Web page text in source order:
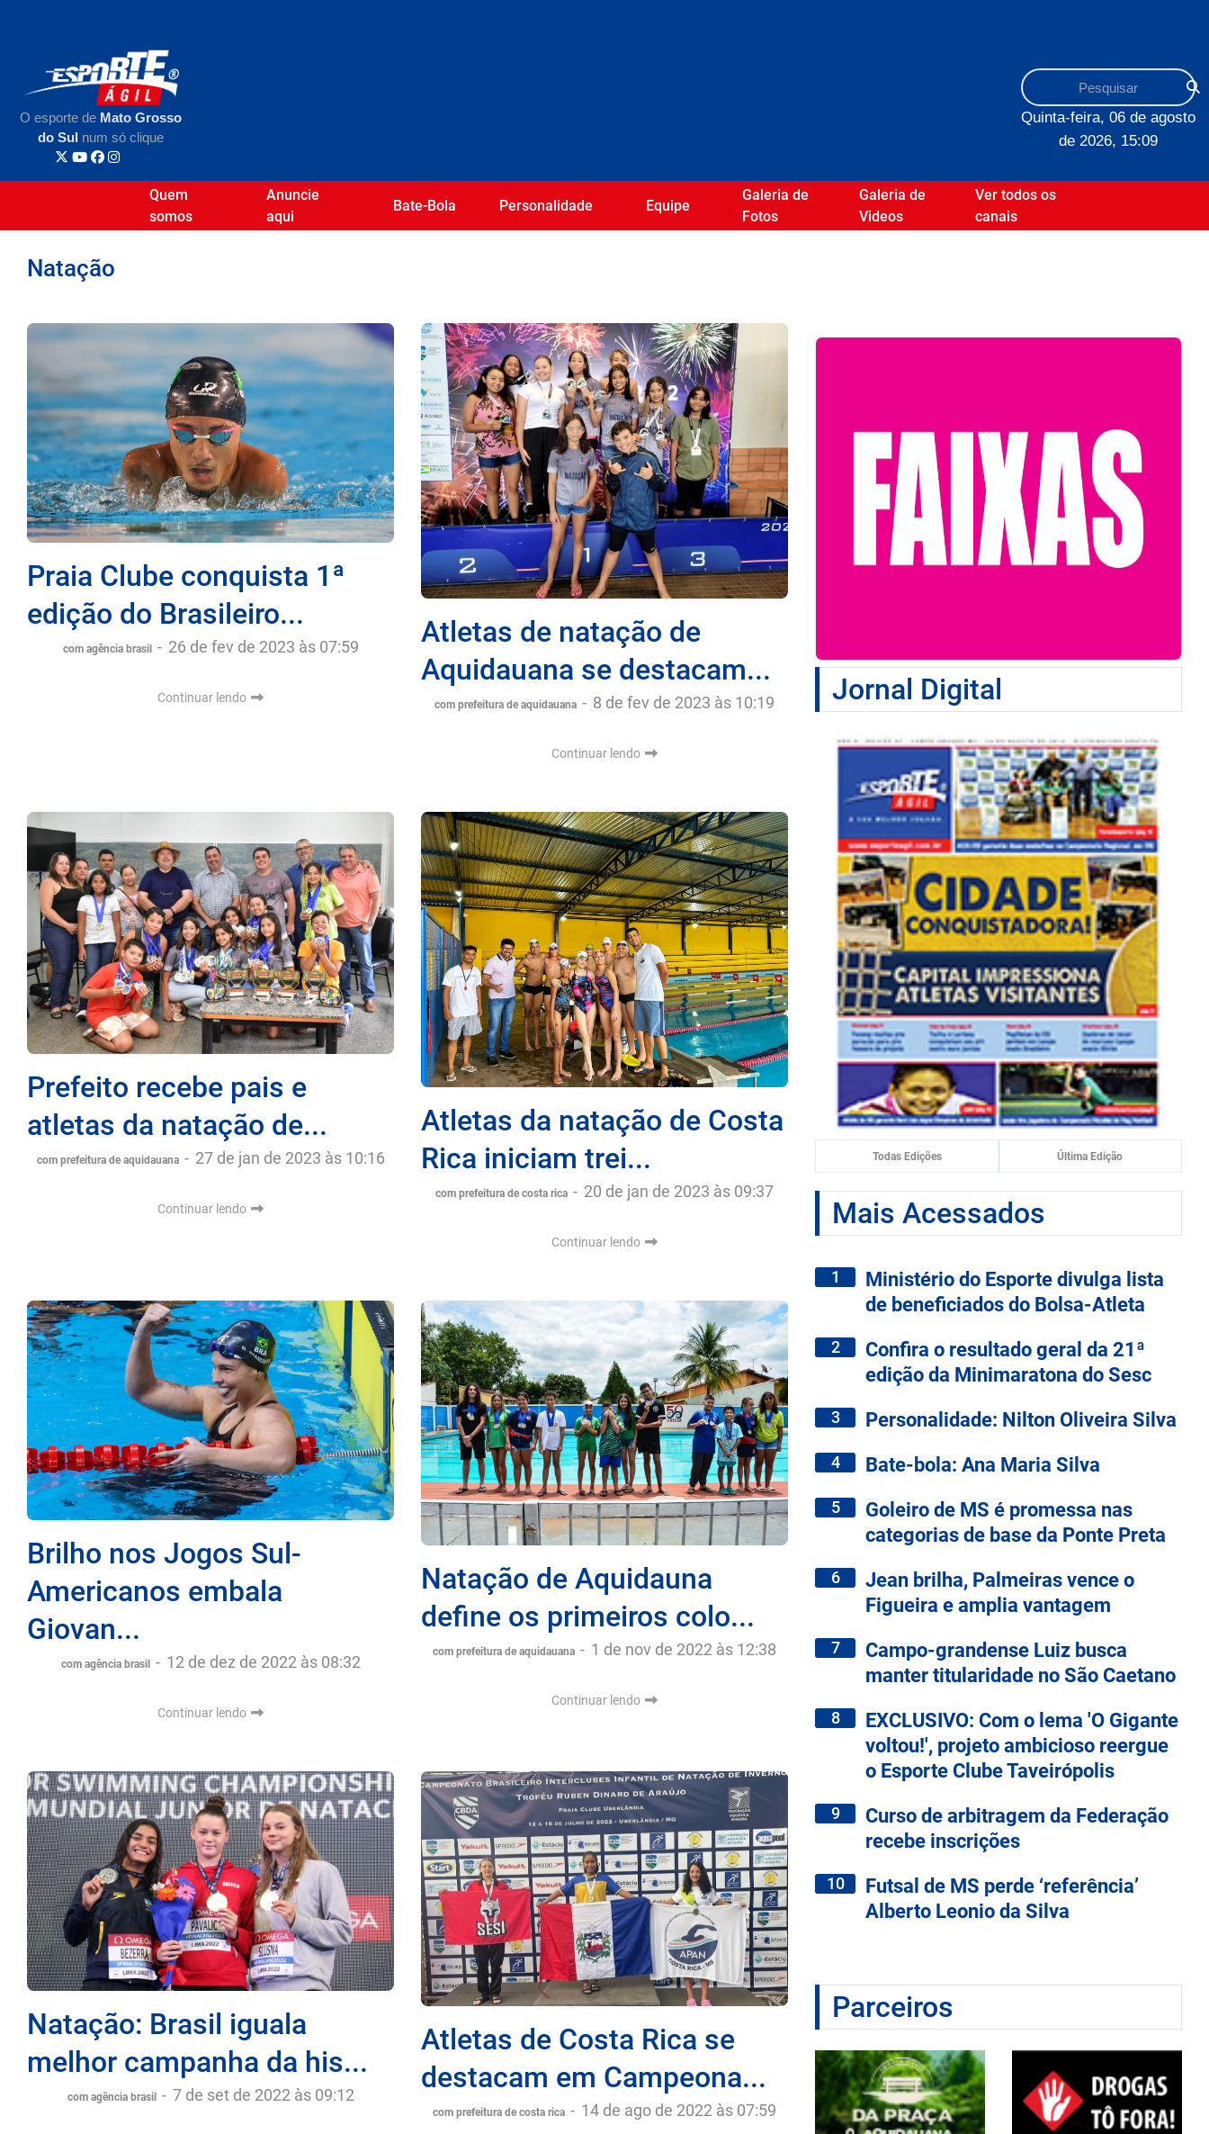
O esporte de Mato Grosso
do Sul num só clique
Quinta-feira, 06 de agosto
de 2026, 15:09
Quem
somos
Anuncie
aqui
Bate-Bola Personalidade Equipe
Galeria de
Fotos
Galeria de
Videos
Ver todos os
canais
Natação
Praia Clube conquista 1ª
edição do Brasileiro...
com agência brasil - 26 de fev de 2023 às 07:59
Continuar lendo
Atletas de natação de
Aquidauana se destacam...
com prefeitura de aquidauana - 8 de fev de 2023 às 10:19
Continuar lendo
Prefeito recebe pais e
atletas da natação de...
com prefeitura de aquidauana - 27 de jan de 2023 às 10:16
Continuar lendo
Atletas da natação de Costa
Rica iniciam trei...
com prefeitura de costa rica - 20 de jan de 2023 às 09:37
Continuar lendo
Brilho nos Jogos Sul-
Americanos embala
Giovan...
com agência brasil - 12 de dez de 2022 às 08:32
Continuar lendo
Natação de Aquidauna
define os primeiros colo...
com prefeitura de aquidauana - 1 de nov de 2022 às 12:38
Continuar lendo
Natação: Brasil iguala
melhor campanha da his...
com agência brasil - 7 de set de 2022 às 09:12
Atletas de Costa Rica se
destacam em Campeona...
com prefeitura de costa rica - 14 de ago de 2022 às 07:59
Jornal Digital
Todas Edições Última Edição
Mais Acessados
1
Ministério do Esporte divulga lista
de beneficiados do Bolsa-Atleta
2
Confira o resultado geral da 21ª
edição da Minimaratona do Sesc
3 Personalidade: Nilton Oliveira Silva
4 Bate-bola: Ana Maria Silva
5
Goleiro de MS é promessa nas
categorias de base da Ponte Preta
6
Jean brilha, Palmeiras vence o
Figueira e amplia vantagem
7
Campo-grandense Luiz busca
manter titularidade no São Caetano
8
EXCLUSIVO: Com o lema 'O Gigante
voltou!', projeto ambicioso reergue
o Esporte Clube Taveirópolis
9
Curso de arbitragem da Federação
recebe inscrições
10
Futsal de MS perde ‘referência’
Alberto Leonio da Silva
Parceiros